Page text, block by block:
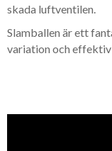
skada luftventilen.
Slamballen är ett
variation och